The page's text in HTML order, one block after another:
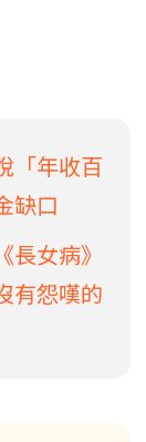
「年收百
缺口
女病》
有怨嘆的